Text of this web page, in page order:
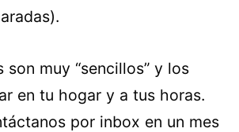
son muy “sencillos” y los
en tu hogar y a tus horas.
por inbox en un mes